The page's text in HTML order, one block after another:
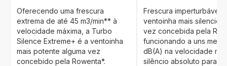
Oferecendo uma frescura
extrema de até 45 m3/min** à
velocidade máxima, a Turbo
Silence Extreme+ é a ventoinha
mais potente alguma vez
concebido pela Rowenta*.
Frescura imperturbável
ventoinha mais
vez concebida pela
funcionando a uns
dB(A) na velocidade
silêncio absoluto para